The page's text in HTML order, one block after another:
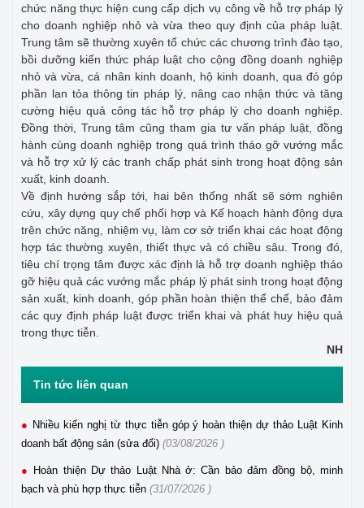
chức năng thực hiện cung cấp dịch vụ công về hỗ trợ pháp lý
cho doanh nghiệp nhỏ và vừa theo quy định của pháp luật.
Trung tâm sẽ thường xuyên tổ chức các chương trình đào tạo,
bồi dưỡng kiến thức pháp luật cho cộng đồng doanh nghiệp
nhỏ và vừa, cá nhân kinh doanh, hộ kinh doanh, qua đó góp
phần lan tỏa thông tin pháp lý, nâng cao nhận thức và tăng
cường hiệu quả công tác hỗ trợ pháp lý cho doanh nghiệp.
Đồng thời, Trung tâm cũng tham gia tư vấn pháp luật, đồng
hành cùng doanh nghiệp trong quá trình tháo gỡ vướng mắc
và hỗ trợ xử lý các tranh chấp phát sinh trong hoạt động sản
xuất, kinh doanh.
Về định hướng sắp tới, hai bên thống nhất sẽ sớm nghiên
cứu, xây dựng quy chế phối hợp và Kế hoạch hành động dựa
trên chức năng, nhiệm vụ, làm cơ sở triển khai các hoạt động
hợp tác thường xuyên, thiết thực và có chiều sâu. Trong đó,
tiêu chí trọng tâm được xác định là hỗ trợ doanh nghiệp tháo
gỡ hiệu quả các vướng mắc pháp lý phát sinh trong hoạt động
sản xuất, kinh doanh, góp phần hoàn thiện thể chế, bảo đảm
các quy định pháp luật được triển khai và phát huy hiệu quả
trong thực tiễn.
NH
Tin tức liên quan
Nhiều kiến nghị từ thực tiễn góp ý hoàn thiện dự thảo Luật Kinh
doanh bất động sản (sửa đổi) (03/08/2026 )
Hoàn thiện Dự thảo Luật Nhà ở: Cần bảo đảm đồng bộ, minh
bạch và phù hợp thực tiễn (31/07/2026 )